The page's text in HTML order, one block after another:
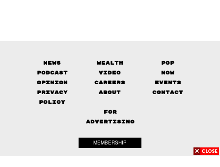
News Wealth
Pop
Podcast
Video
Now
Opinion
Careers
Events
Privacy
Policy
About Contact
FOR
ADVERTISING
MEMBERSHIP